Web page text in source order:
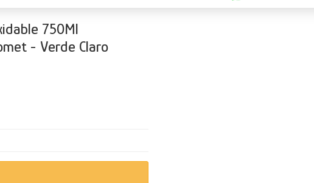
750Ml
- Verde Claro